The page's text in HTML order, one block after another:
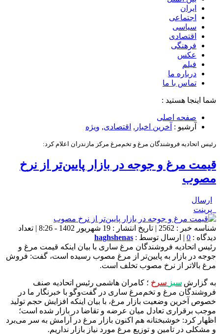
ایران
اجتماعی
سیاسی
اقتصادی
فرهنگی
عکس
فیلم
درباره ما
تماس با ما
شما اینجا هستید :
صفحه اصلی
آرشیو : آخرین اخبار , اقتصادی, ویژه
رئیس اتحادیه فروشندگان مرغ و تخم‌مرغ مرکز مازندران اعلام کرد:
قیمت مرغ و جوجه در بازار پایین‌تر از نرخ
مصوب
ارسال
پرینت
شناسه خبر : 2562 | تاریخ انتشار : 19 شهریور 1402 - 8:26 | تعداد
دیدگاه : 0 | ارسال توسط : haghshenas
رئیس اتحادیه فروشندگان مرغ ساری با بیان اینکه قیمت مرغ و
جوجه در بازار به پایین‌تر از مرغ مصوب رسیده است، گفت: فروش
مرغ بالاتر از نرخ مصوب تخلف است.
به گزارش سبز سرخ ؛ کامران هاشمی رئیس اتحادیه صنف
فروشندگان مرغ و تخم‌مرغ ساری در گفت‌وگو با خبرنگار ما در
خصوص آخرین وضعیت بازار مرغ، با بیان اینکه افزایش حجم تولید
موجب برقراری تعادل میان عرضه و تقاضا در بازار شده است؛
اظهار کرد: خوشبختانه هم اکنون بازار مرغ در آرامش به سر می‌برد
و مشکلی در تامین و توزیع مرغ مورد نیاز بازار نداریم.